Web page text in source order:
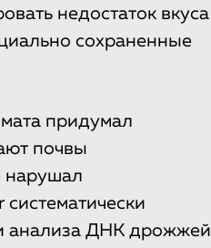
недостаток вкуса
сохраненные
придумал
почвы
нарушал
анализа ДНК дрожжей